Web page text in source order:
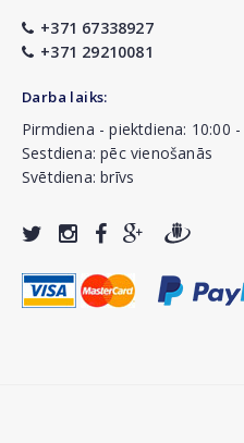
+371 67338927
+371 29210081
Darba laiks:
Pirmdiena - piektdiena: 10:00 -
Sestdiena: pēc vienošanās
Svētdiena: brīvs